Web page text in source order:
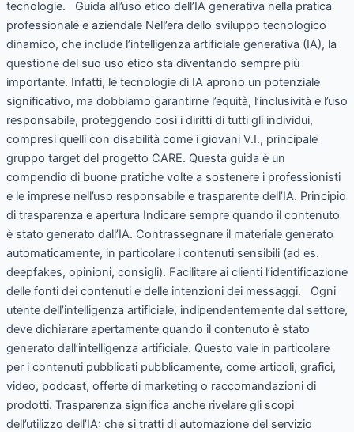
tecnologie. Guida all’uso etico dell’IA generativa nella pratica
professionale e aziendale Nell’era dello sviluppo tecnologico
dinamico, che include l’intelligenza artificiale generativa (IA), la
questione del suo uso etico sta diventando sempre più
importante. Infatti, le tecnologie di IA aprono un potenziale
significativo, ma dobbiamo garantirne l’equità, l’inclusività e l’uso
responsabile, proteggendo così i diritti di tutti gli individui,
compresi quelli con disabilità come i giovani V.I., principale
gruppo target del progetto CARE. Questa guida è un
compendio di buone pratiche volte a sostenere i professionisti
e le imprese nell’uso responsabile e trasparente dell’IA. Principio
di trasparenza e apertura Indicare sempre quando il contenuto
è stato generato dall’IA. Contrassegnare il materiale generato
automaticamente, in particolare i contenuti sensibili (ad es.
deepfakes, opinioni, consigli). Facilitare ai clienti l’identificazione
delle fonti dei contenuti e delle intenzioni dei messaggi. Ogni
utente dell’intelligenza artificiale, indipendentemente dal settore,
deve dichiarare apertamente quando il contenuto è stato
generato dall’intelligenza artificiale. Questo vale in particolare
per i contenuti pubblicati pubblicamente, come articoli, grafici,
video, podcast, offerte di marketing o raccomandazioni di
prodotti. Trasparenza significa anche rivelare gli scopi
dell’utilizzo dell’IA: che si tratti di automazione del servizio